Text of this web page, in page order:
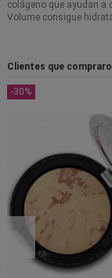
colágeno que ayudan a
Volume consigue
Clientes que
-30%